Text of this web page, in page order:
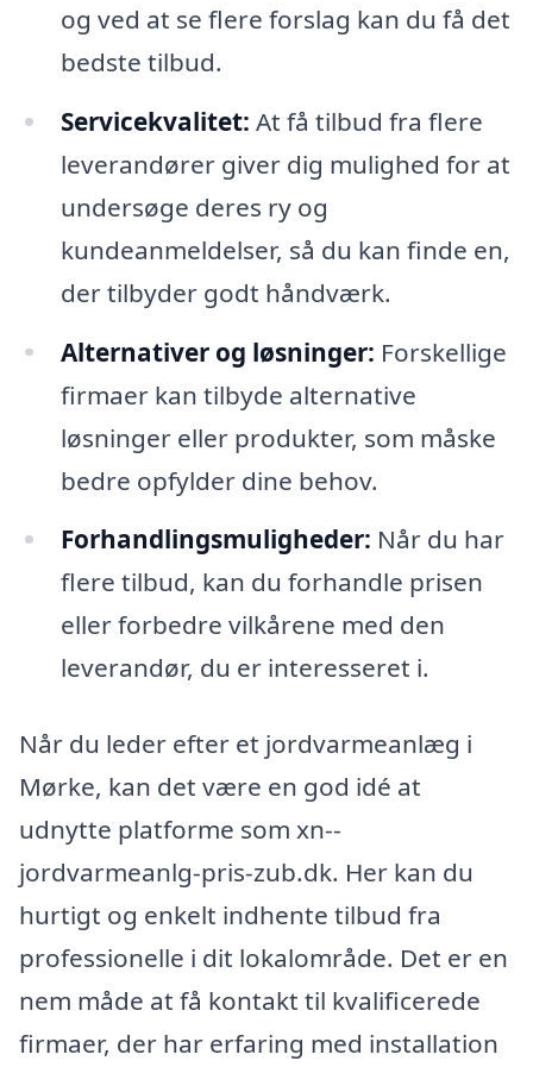
og ved at se flere forslag kan du få det
bedste tilbud.
Servicekvalitet: At få tilbud fra flere
leverandører giver dig mulighed for at
undersøge deres ry og
kundeanmeldelser, så du kan finde en,
der tilbyder godt håndværk.
Alternativer og løsninger: Forskellige
firmaer kan tilbyde alternative
løsninger eller produkter, som måske
bedre opfylder dine behov.
Forhandlingsmuligheder: Når du har
flere tilbud, kan du forhandle prisen
eller forbedre vilkårene med den
leverandør, du er interesseret i.
Når du leder efter et jordvarmeanlæg i
Mørke, kan det være en god idé at
udnytte platforme som xn--
jordvarmeanlg-pris-zub.dk. Her kan du
hurtigt og enkelt indhente tilbud fra
professionelle i dit lokalområde. Det er en
nem måde at få kontakt til kvalificerede
firmaer, der har erfaring med installation